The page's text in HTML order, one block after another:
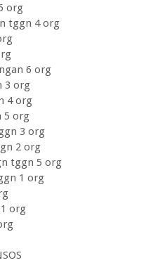
org
tggn 4 org
6 org
3 org
4 org
5 org
3 org
2 org
tggn 5 org
1 org
org